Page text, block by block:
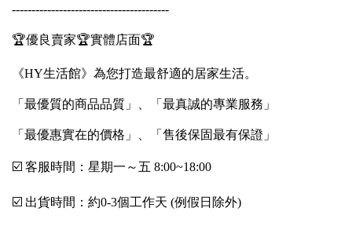
----------------------------------------
🏆優良賣家🏆實體店面🏆
《HY生活館》為您打造最舒適的居家生活。
「最優質的商品品質」、「最真誠的專業服務」
「最優惠實在的價格」、「售後保固最有保證」
☑️ 客服時間：星期一～五 8:00~18:00
☑️ 出貨時間：約0-3個工作天 (例假日除外)